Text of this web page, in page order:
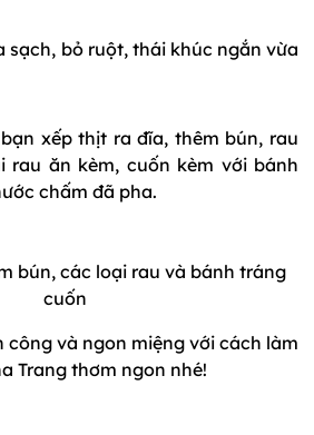
sạch, bỏ ruột, thái khúc ngắn vừa
xếp thịt ra đĩa, thêm bún, rau
rau ăn kèm, cuốn kèm với bánh
chấm đã pha.
bún, các loại rau và bánh tráng
cuốn
công và ngon miệng với cách làm
Trang thơm ngon nhé!